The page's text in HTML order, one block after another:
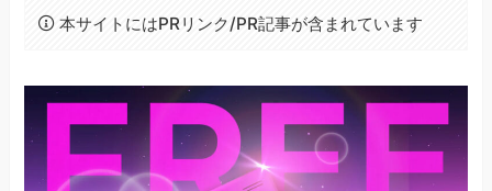
本サイトにはPRリンク/PR記事が含まれています